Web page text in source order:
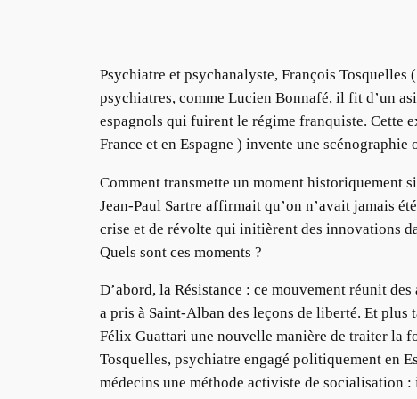
Psychiatre et psychanalyste, François Tosquelles
psychiatres, comme Lucien Bonnafé, il fit d’un
espagnols qui fuirent le régime franquiste. Cette
France et en Espagne ) invente une
Comment transmette un moment historiquement
Jean-Paul Sartre affirmait qu’on n’avait jamais
crise et de révolte qui initièrent des innovations
Quels sont ces moments ?
D’abord, la Résistance : ce mouvement réunit
a pris à Saint-Alban des leçons de liberté. Et
Félix Guattari une nouvelle manière de traiter la
Tosquelles, psychiatre engagé politiquement en
médecins une méthode activiste de socialisation